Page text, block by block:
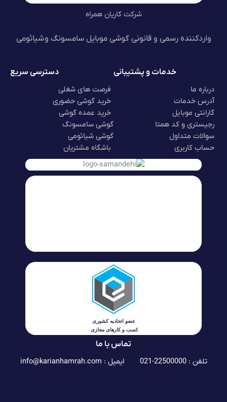
شرکت کاریان همراه
واردکننده رسمی و قانونی گوشی موبایل سامسونگ و شیائومی
خدمات و پشتیبانی
درباره ما
آدرس خدمات
گارانتی موبایل
رجیستری و کد همتا
سوالات متداول
حساب کاربری
دسترسی سریع
فرصت های شغلی
خرید گوشی حضوری
خرید عمده گوشی
گوشی سامسونگ
گوشی شیائومی
باشگاه مشتریان
تماس با ما
تلفن : 22500000-021 ایمیل : info@karianhamrah.com